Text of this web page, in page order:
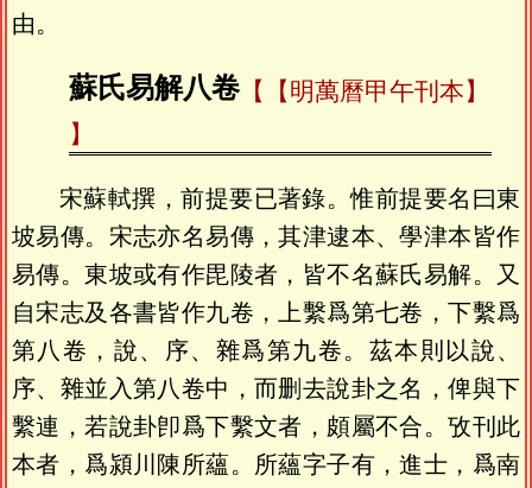
由。
蘇氏易解八卷 【明萬曆甲午刊本】
宋蘇軾撰，前提要已著錄。惟前提要名曰東
坡易傳。宋志亦名易傳，其津逮本、學津本皆作
易傳。東坡或有作毘陵者，皆不名蘇氏易解。又
自宋志及各書皆作九卷，上繫爲第七卷，下繫爲
第八卷，說、序、雜爲第九卷。茲本則以說、
序、雜並入第八卷中，而删去說卦之名，俾與下
繫連，若說卦卽爲下繫文者，頗屬不合。攷刊此
本者，爲潁川陳所蘊。所蘊字子有，進士，爲南